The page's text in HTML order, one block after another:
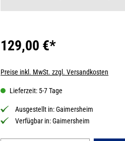
129,00 €*
Preise inkl. MwSt. zzgl. Versandkosten
Lieferzeit: 5-7 Tage
Ausgestellt in:Gaimersheim
Verfügbar in:Gaimersheim